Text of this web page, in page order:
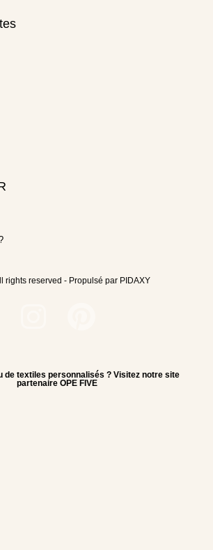
rights reserved - Propulsé par PIDAXY
de textiles personnalisés ? Visitez notre site
partenaire OPE FIVE